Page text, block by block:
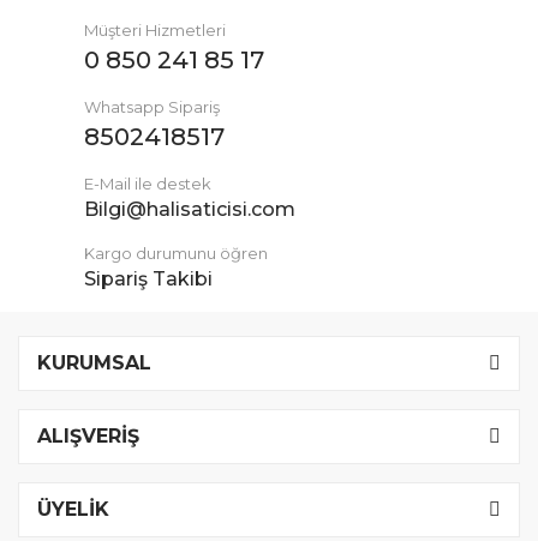
Müşteri Hizmetleri
0 850 241 85 17
Whatsapp Sipariş
8502418517
E-Mail ile destek
Bilgi@halisaticisi.com
Kargo durumunu öğren
Sipariş Takibi
KURUMSAL
ALIŞVERİŞ
ÜYELİK